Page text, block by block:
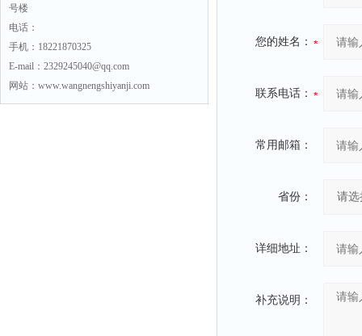
号楼
电话：
手机：18221870325
E-mail：2329245040@qq.com
网站：www.wangnengshiyanji.com
您的姓名：
联系电话：
常用邮箱：
省份：
详细地址：
补充说明：